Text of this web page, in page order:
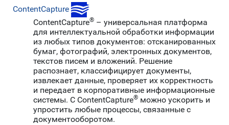
ContentCapture
ContentCapture® – универсальная платформа
для интеллектуальной обработки информации
из любых типов документов: отсканированных
бумаг, фотографий, электронных документов,
текстов писем и вложений. Решение
распознает, классифицирует документы,
извлекает данные, проверяет их корректность
и передает в корпоративные информационные
системы. C ContentCapture® можно ускорить и
упростить любые процессы, связанные с
документооборотом.